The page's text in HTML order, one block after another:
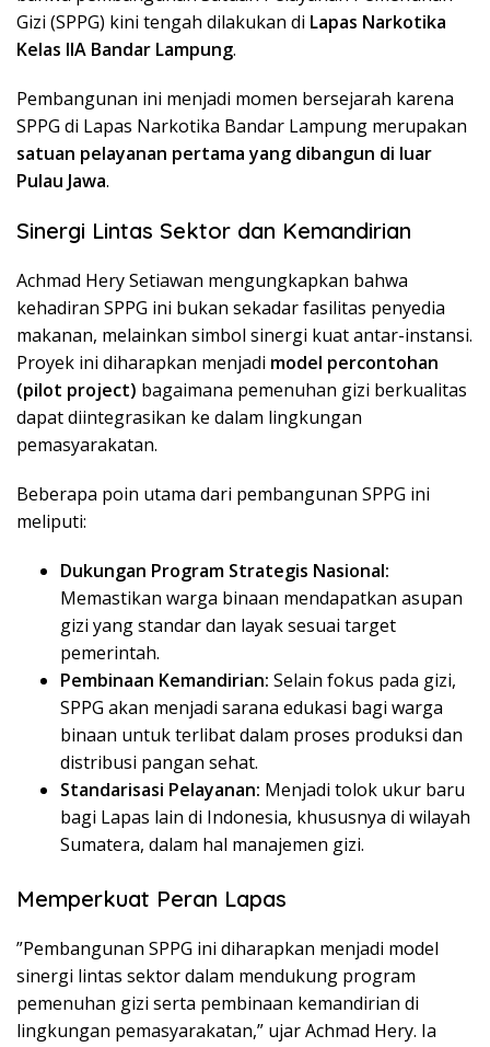
Gizi (SPPG) kini tengah dilakukan di Lapas Narkotika
Kelas IIA Bandar Lampung.
​Pembangunan ini menjadi momen bersejarah karena
SPPG di Lapas Narkotika Bandar Lampung merupakan
satuan pelayanan pertama yang dibangun di luar
Pulau Jawa.
Sinergi Lintas Sektor dan Kemandirian
​Achmad Hery Setiawan mengungkapkan bahwa
kehadiran SPPG ini bukan sekadar fasilitas penyedia
makanan, melainkan simbol sinergi kuat antar-instansi.
Proyek ini diharapkan menjadi model percontohan
(pilot project) bagaimana pemenuhan gizi berkualitas
dapat diintegrasikan ke dalam lingkungan
pemasyarakatan.
​Beberapa poin utama dari pembangunan SPPG ini
meliputi:
Dukungan Program Strategis Nasional:
Memastikan warga binaan mendapatkan asupan
gizi yang standar dan layak sesuai target
pemerintah.
Pembinaan Kemandirian: Selain fokus pada gizi,
SPPG akan menjadi sarana edukasi bagi warga
binaan untuk terlibat dalam proses produksi dan
distribusi pangan sehat.
Standarisasi Pelayanan: Menjadi tolok ukur baru
bagi Lapas lain di Indonesia, khususnya di wilayah
Sumatera, dalam hal manajemen gizi.
Memperkuat Peran Lapas
​”Pembangunan SPPG ini diharapkan menjadi model
sinergi lintas sektor dalam mendukung program
pemenuhan gizi serta pembinaan kemandirian di
lingkungan pemasyarakatan,” ujar Achmad Hery. Ia